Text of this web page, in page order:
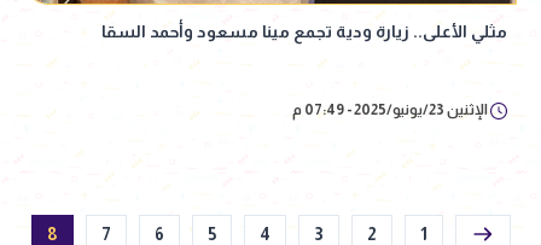
مثلي الأعلى.. زيارة ودية تجمع مينا مسعود وأحمد السقا
الإثنين 23/يونيو/2025 - 07:49 م
1
2
3
4
5
6
7
8